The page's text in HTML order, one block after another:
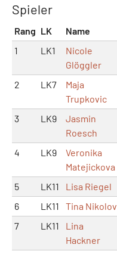
Spieler
Rang LK Name
1
LK1
Nicole
Glöggler
2 LK7
Maja
Trupkovic
3 LK9
Jasmin
Roesch
4 LK9
Veronika
Matejickova
5 LK11 Lisa Riegel
6
LK11 Tina Nikolov
7
LK11
Lina
Hackner